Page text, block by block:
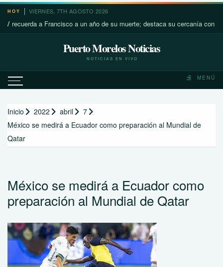
Saltar
contenido
HOY VIERNES, 7TH AGOSTO 2026
a Francisco a un año de su muerte; destaca su cercanía con los
Puerto Morelos Noticias
NOTICIAS EN VIVO
MENÚ
Inicio 2022 abril
7
México se medirá a Ecuador como preparación al Mundial de
Qatar
México se medirá a Ecuador como
preparación al Mundial de Qatar